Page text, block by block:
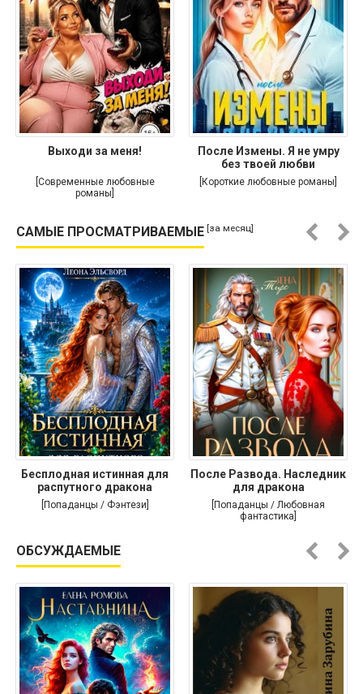
Выходи за меня!
[Современные любовные
романы]
После Измены. Я не умру
без твоей любви
[Короткие любовные романы]
САМЫЕ ПРОСМАТРИВАЕМЫЕ [за месяц]
Бесплодная истинная для
распутного дракона
[Попаданцы / Фэнтези]
После Развода. Наследник
для дракона
[Попаданцы / Любовная
фантастика]
ОБСУЖДАЕМЫЕ